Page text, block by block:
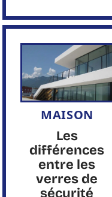
MAISON
Les
différences
entre les
verres de
sécurité